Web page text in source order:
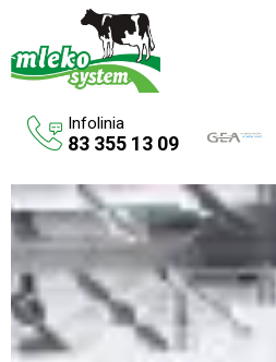
Oferta
Maszyny rolnicze
Budowa budynków inwentarskich
Systemy udojowe konwencjonalne
Infolinia
83 355 13 09